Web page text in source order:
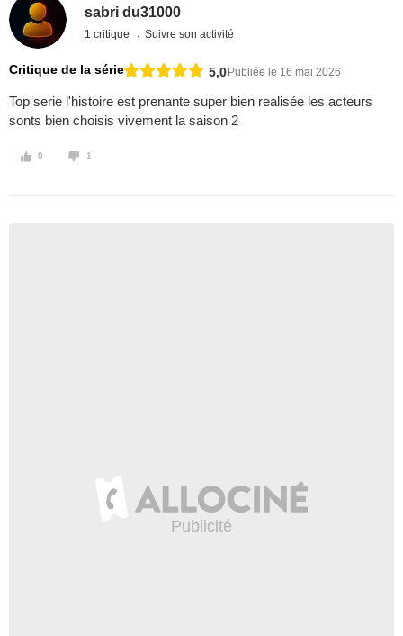
sabri du31000
1 critique Suivre son activité
Critique de la série 5,0Publiée le 16 mai 2026
Top serie l'histoire est prenante super bien realisée les acteurs
sonts bien choisis vivement la saison 2
0 1